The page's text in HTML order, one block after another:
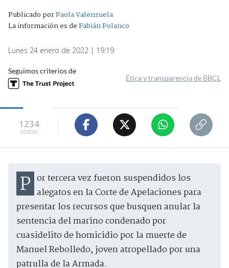
Publicado porPaola Valenzuela
La información es deFabián Polanco
Lunes 24 enero de 2022 | 19:19
Seguimos criterios de
Ética y transparencia de BBCL
1234
visitas
Por tercera vez fueron suspendidos los alegatos en la Corte de Apelaciones para
presentar los recursos que busquen anular la
sentencia del marino condenado por
cuasidelito de homicidio por la muerte de
Manuel Rebolledo, joven atropellado por una
patrulla de la Armada.